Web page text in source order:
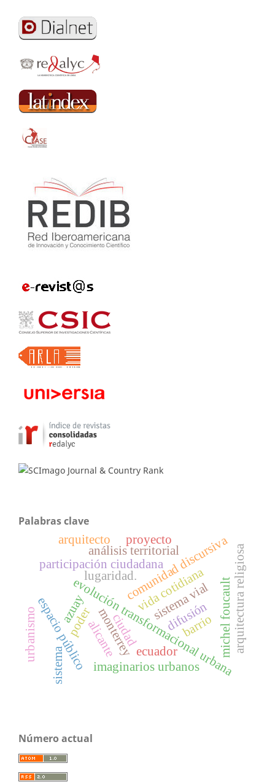
Palabras clave
evolución transformacional urbana
comunidad discursiva
michel foucault
poder ciudad
lugaridad.
espacio público imaginarios urbanos
vida cotidiana
barrio
participación ciudadana
monterrey difusión
análisis territorial arquitectura religiosa
alicante
arquitecto proyecto
urbanismo
sistema vial
ecuador
azuay
sistema
Número actual